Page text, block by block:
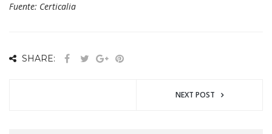
Fuente: Certicalia
SHARE:
NEXT POST